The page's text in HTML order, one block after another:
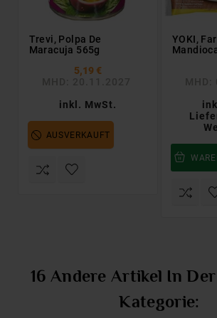
Trevi, Polpa De
Maracuja 565g
5,19 €
inkl. MwSt.
AUSVERKAUFT
YOKI,
16 Andere Artikel In
Kategorie: